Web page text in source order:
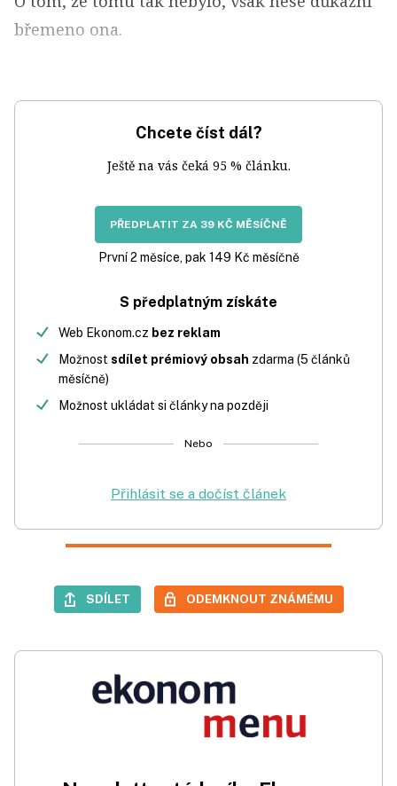
břemeno ona.
Chcete číst dál?
Ještě na vás čeká 95 % článku.
PŘEDPLATIT ZA 39 KČ MĚSÍČNĚ
První 2 měsíce, pak 149 Kč měsíčně
S předplatným získáte
Web Ekonom.cz bez reklam
Možnost sdílet prémiový obsah zdarma (5 článků
měsíčně)
Možnost ukládat si články na později
Nebo
Přihlásit se a dočíst článek
SDÍLET ODEMKNOUT ZNÁMÉMU